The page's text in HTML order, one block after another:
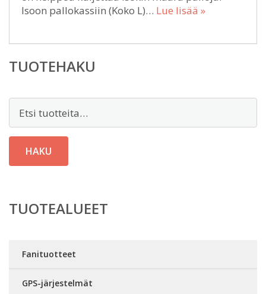
Isoon pallokassiin (Koko L)… Lue lisää »
TUOTEHAKU
HAKU
TUOTEALUEET
Fanituotteet
GPS-järjestelmät